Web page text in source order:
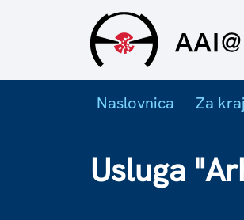
Naslovnica Za
Usluga